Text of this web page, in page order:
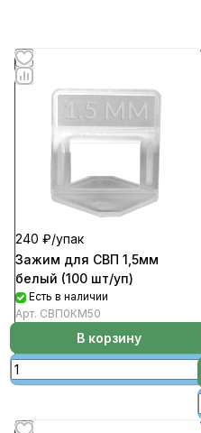
240 ₽/упак
Зажим для СВП 1,5мм
белый (100 шт/уп)
Есть в наличии
Арт. СВП0КМ50
В корзину